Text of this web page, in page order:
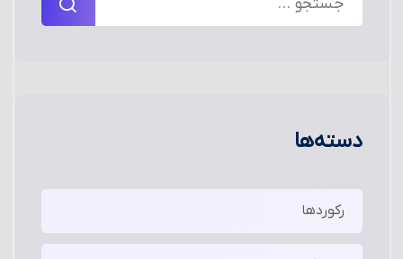
دسته‌ها
رکوردها